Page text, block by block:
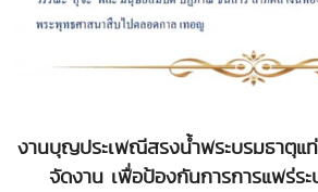
งานบุญประเพณีสรงน้ำพระบรมธาตุแ
จัดงาน เพื่อป้องกันการการแพร่ระ